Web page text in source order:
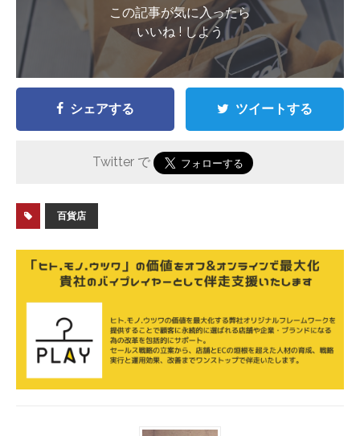
この記事が気に入ったら
いいね ! しよう
シェアする ツイートする
Twitter で
百貨店